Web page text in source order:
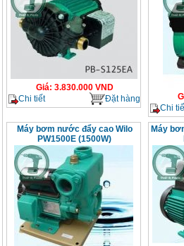
Giá: 3.830.000VND
Chi tiết
Đặt hàng
Chi
Máy bơm nước đẩy cao Wilo
PW1500E (1500W)
Máy